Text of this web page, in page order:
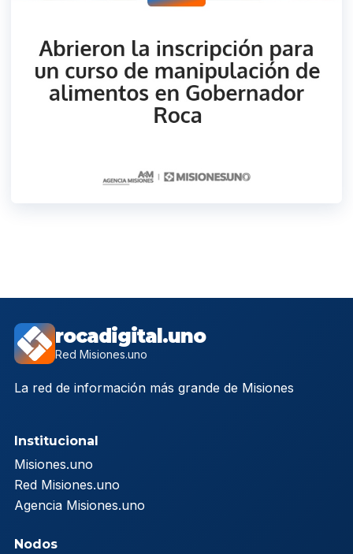
rocadigital.uno
Red Misiones.uno
La red de información más grande de Misiones
Institucional
Misiones.uno
Red Misiones.uno
Agencia Misiones.uno
Nodos